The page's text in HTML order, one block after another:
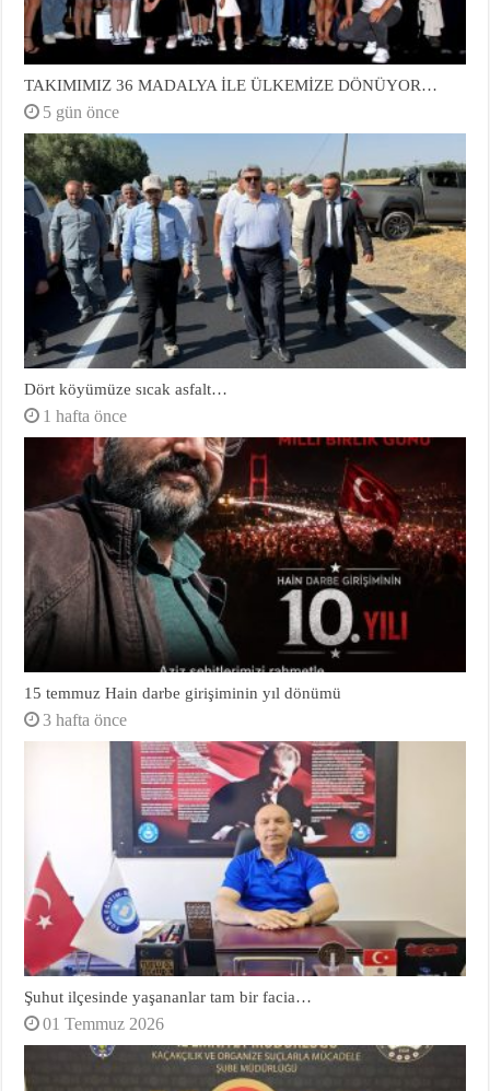
TAKIMIMIZ 36 MADALYA İLE ÜLKEMİZE DÖNÜYOR…
5 gün önce
Dört köyümüze sıcak asfalt…
1 hafta önce
15 temmuz Hain darbe girişiminin yıl dönümü
3 hafta önce
Şuhut ilçesinde yaşananlar tam bir facia…
01 Temmuz 2026